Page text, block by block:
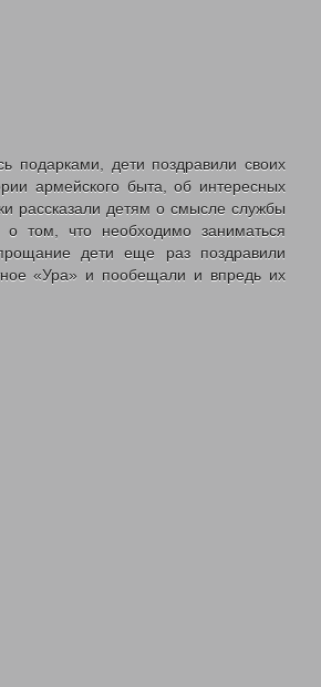
подарками, дети поздравили своих
армейского быта, об интересных
рассказали детям о смысле службы
том, что необходимо заниматься
дети еще раз поздравили
«Ура» и пообещали и впредь их